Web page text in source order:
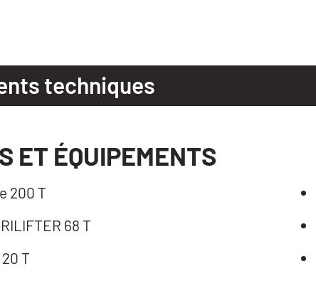
techniques
ET ÉQUIPEMENTS
200 T
68 T
T